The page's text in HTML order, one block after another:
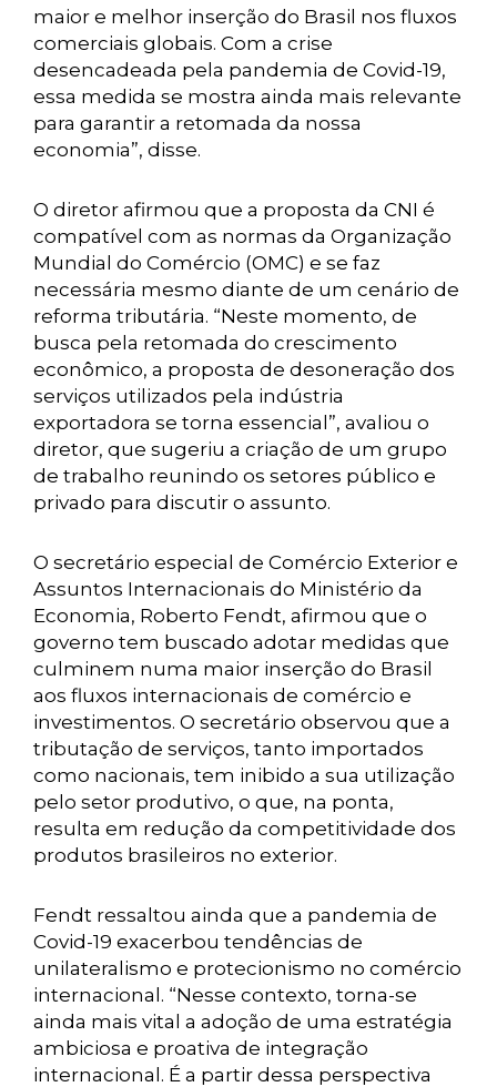
maior e melhor inserção do Brasil nos fluxos
comerciais globais. Com a crise
desencadeada pela pandemia de Covid-19,
essa medida se mostra ainda mais relevante
para garantir a retomada da nossa
economia”, disse.
O diretor afirmou que a proposta da CNI é
compatível com as normas da Organização
Mundial do Comércio (OMC) e se faz
necessária mesmo diante de um cenário de
reforma tributária. “Neste momento, de
busca pela retomada do crescimento
econômico, a proposta de desoneração dos
serviços utilizados pela indústria
exportadora se torna essencial”, avaliou o
diretor, que sugeriu a criação de um grupo
de trabalho reunindo os setores público e
privado para discutir o assunto.
O secretário especial de Comércio Exterior e
Assuntos Internacionais do Ministério da
Economia, Roberto Fendt, afirmou que o
governo tem buscado adotar medidas que
culminem numa maior inserção do Brasil
aos fluxos internacionais de comércio e
investimentos. O secretário observou que a
tributação de serviços, tanto importados
como nacionais, tem inibido a sua utilização
pelo setor produtivo, o que, na ponta,
resulta em redução da competitividade dos
produtos brasileiros no exterior.
Fendt ressaltou ainda que a pandemia de
Covid-19 exacerbou tendências de
unilateralismo e protecionismo no comércio
internacional. “Nesse contexto, torna-se
ainda mais vital a adoção de uma estratégia
ambiciosa e proativa de integração
internacional. É a partir dessa perspectiva